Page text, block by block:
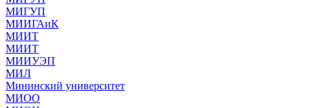
МИГУП
МИИГАиК
МИИТ
МИИТ
МИИУЭП
МИЛ
Мининский университет
МИОО